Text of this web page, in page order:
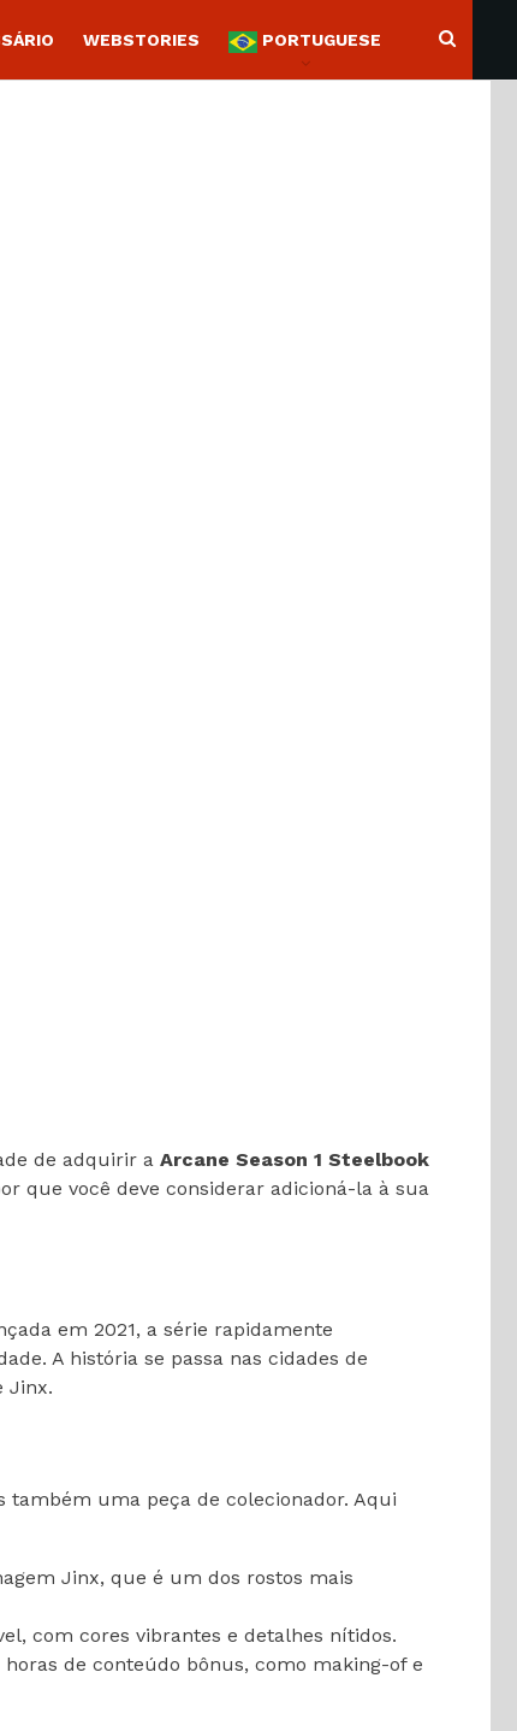
WEBSTORIES PORTUGUESE
de adquirir a Arcane Season 1 Steelbook
que você deve considerar adicioná-la à sua
em 2021, a série rapidamente
A história se passa nas cidades de
Jinx.
uma peça de colecionador. Aqui
Jinx, que é um dos rostos mais
com cores vibrantes e detalhes nítidos.
de conteúdo bônus, como making-of e